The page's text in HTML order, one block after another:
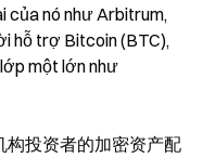
của nó như Arbitrum,
hỗ trợ Bitcoin (BTC),
một lớn như
构投资者的加密资产配